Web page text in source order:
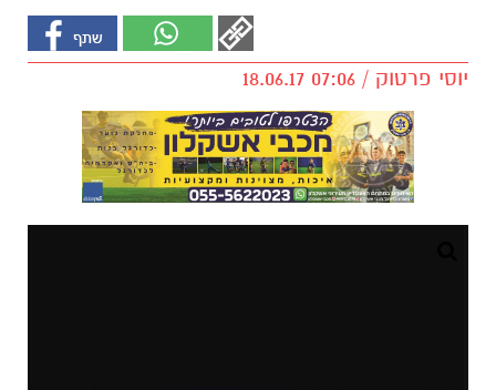
יוסי פרטוק / 07:06 18.06.17